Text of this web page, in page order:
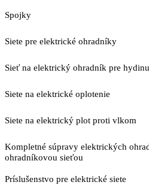
Spojky
Siete pre elektrické ohradníky
Sieť na elektrický ohradník pre hydinu
Siete na elektrické oplotenie
Siete na elektrický plot proti vlkom
Kompletné súpravy elektrických
ohradníkovou sieťou
Príslušenstvo pre elektrické siete